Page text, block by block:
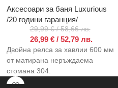
Аксесоари за баня Luxurious
/20 години гаранция/
29,99€/ 58,66 лв.
26,99 €/ 52,79 лв.
Двойна релса за хавлии 600 мм
от матирана неръждаема
стомана 304.